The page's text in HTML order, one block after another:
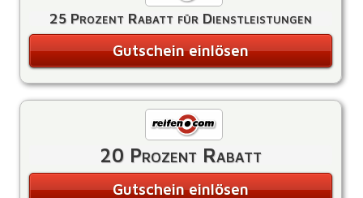
25 Prozent Rabatt für Dienstleistungen
Gutschein einlösen
20 Prozent Rabatt
Gutschein einlösen